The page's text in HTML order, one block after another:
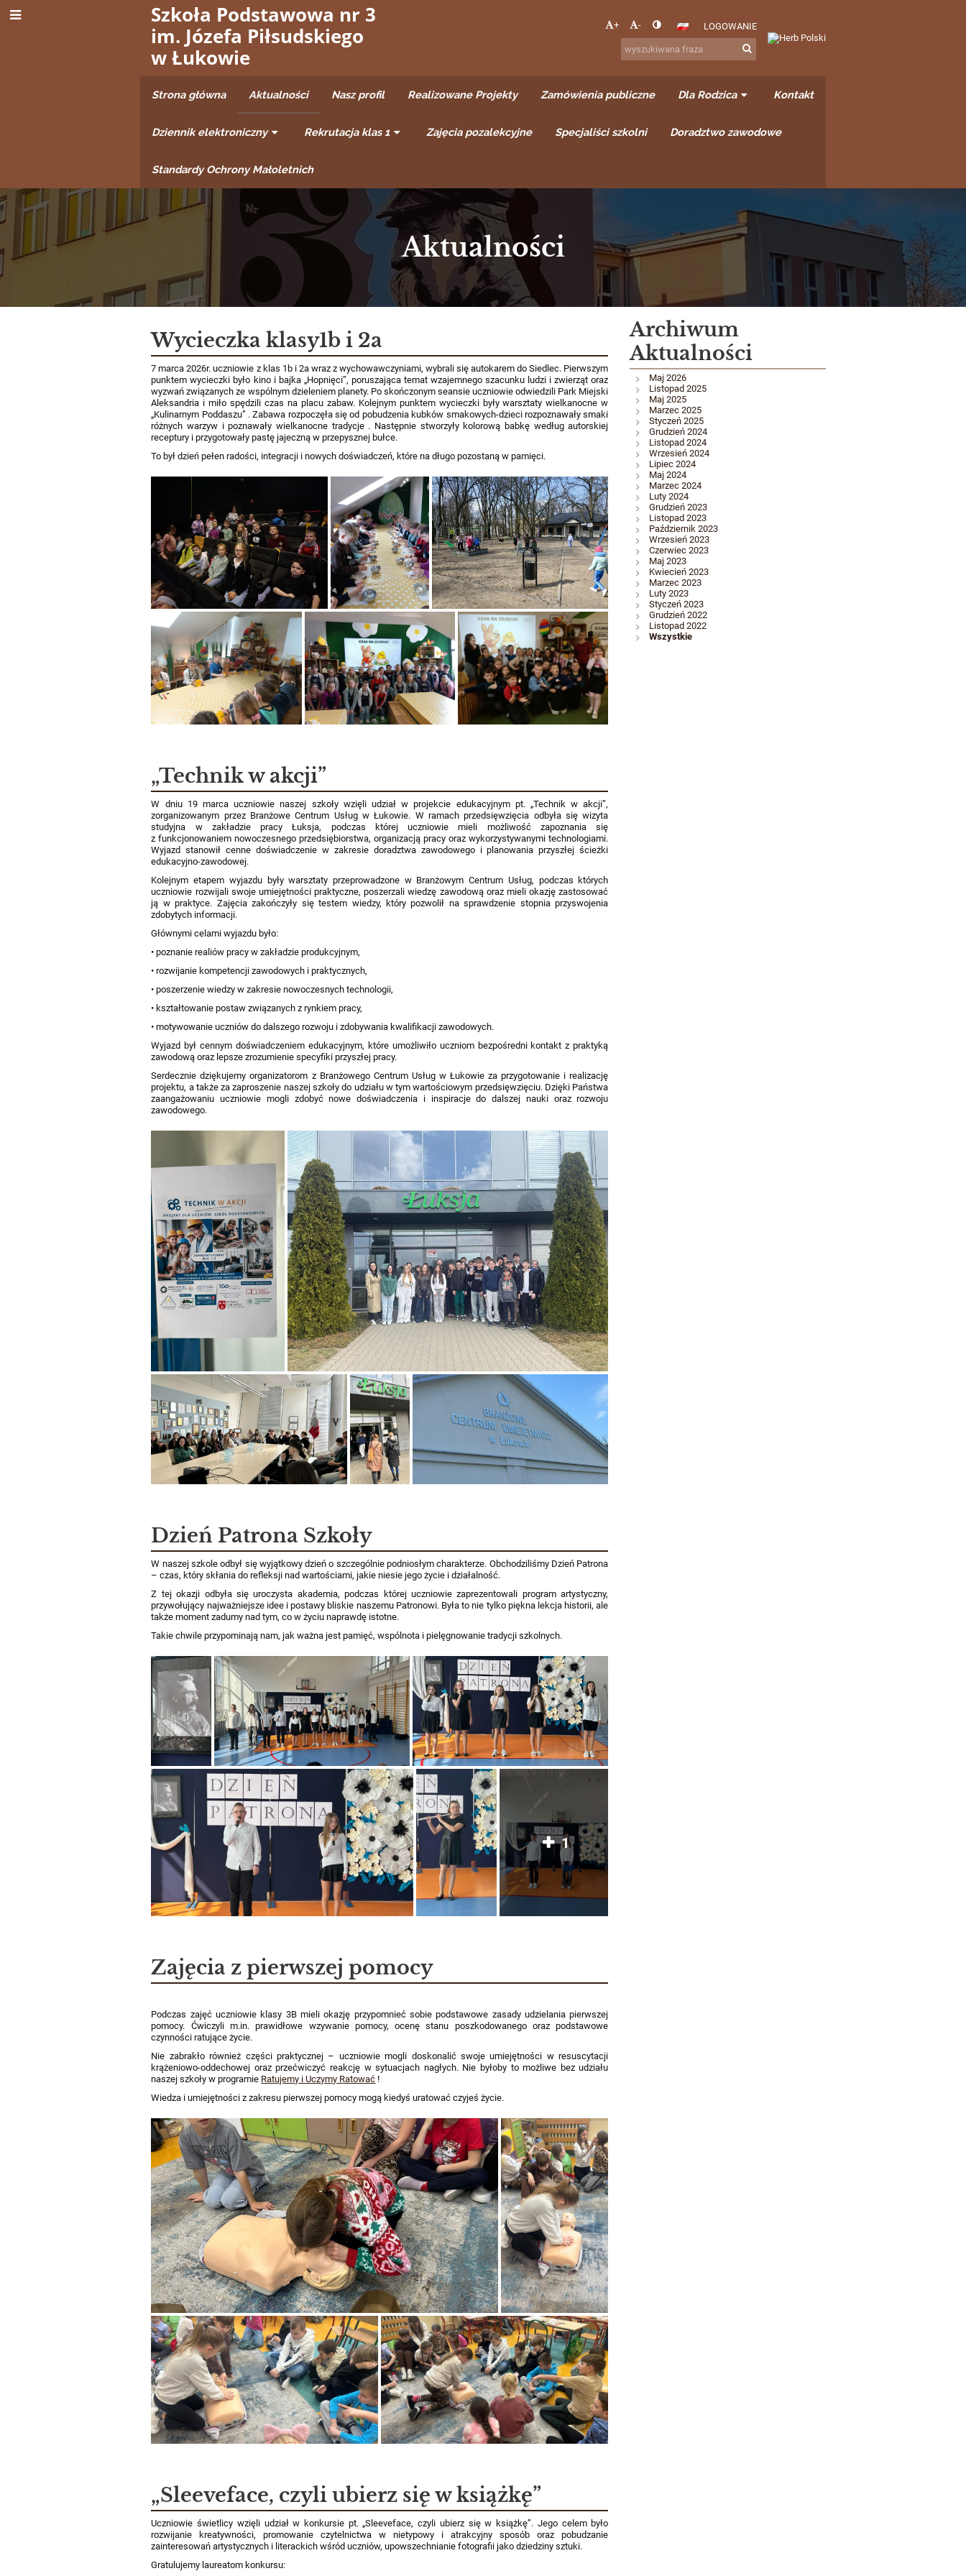
Szkoła Podstawowa nr 3
im. Józefa Piłsudskiego
w Łukowie
+ - LOGOWANIE
Strona główna Aktualności Nasz profil Realizowane Projekty Zamówienia publiczne Dla Rodzica Kontakt
Dziennik elektroniczny Rekrutacja klas 1 Zajęcia pozalekcyjne Specjaliści szkolni Doradztwo zawodowe
Standardy Ochrony Małoletnich
Aktualności
Aktualności
Wycieczka klasy1b i 2a
7 marca 2026r. uczniowie z klas 1b i 2a wraz z wychowawczyniami, wybrali się autokarem do Siedlec. Pierwszym
punktem wycieczki było kino i bajka „Hopnięci”, poruszająca temat wzajemnego szacunku ludzi i zwierząt oraz
wyzwań związanych ze wspólnym dzieleniem planety. Po skończonym seansie uczniowie odwiedzili Park Miejski
Aleksandria i miło spędzili czas na placu zabaw. Kolejnym punktem wycieczki były warsztaty wielkanocne w
„Kulinarnym Poddaszu” . Zabawa rozpoczęła się od pobudzenia kubków smakowych-dzieci rozpoznawały smaki
różnych warzyw i poznawały wielkanocne tradycje . Następnie stworzyły kolorową babkę według autorskiej
receptury i przygotowały pastę jajeczną w przepysznej bułce.
To był dzień pełen radości, integracji i nowych doświadczeń, które na długo pozostaną w pamięci.
„Technik w akcji”
W dniu 19 marca uczniowie naszej szkoły wzięli udział w projekcie edukacyjnym pt. „Technik w akcji”,
zorganizowanym przez Branżowe Centrum Usług w Łukowie. W ramach przedsięwzięcia odbyła się wizyta
studyjna w zakładzie pracy Łuksja, podczas której uczniowie mieli możliwość zapoznania się
z funkcjonowaniem nowoczesnego przedsiębiorstwa, organizacją pracy oraz wykorzystywanymi technologiami.
Wyjazd stanowił cenne doświadczenie w zakresie doradztwa zawodowego i planowania przyszłej ścieżki
edukacyjno-zawodowej.
Kolejnym etapem wyjazdu były warsztaty przeprowadzone w Branżowym Centrum Usług, podczas których
uczniowie rozwijali swoje umiejętności praktyczne, poszerzali wiedzę zawodową oraz mieli okazję zastosować
ją w praktyce. Zajęcia zakończyły się testem wiedzy, który pozwolił na sprawdzenie stopnia przyswojenia
zdobytych informacji.
Głównymi celami wyjazdu było:
• poznanie realiów pracy w zakładzie produkcyjnym,
• rozwijanie kompetencji zawodowych i praktycznych,
• poszerzenie wiedzy w zakresie nowoczesnych technologii,
• kształtowanie postaw związanych z rynkiem pracy,
• motywowanie uczniów do dalszego rozwoju i zdobywania kwalifikacji zawodowych.
Wyjazd był cennym doświadczeniem edukacyjnym, które umożliwiło uczniom bezpośredni kontakt z praktyką
zawodową oraz lepsze zrozumienie specyfiki przyszłej pracy.
Serdecznie dziękujemy organizatorom z Branżowego Centrum Usług w Łukowie za przygotowanie i realizację
projektu, a także za zaproszenie naszej szkoły do udziału w tym wartościowym przedsięwzięciu. Dzięki Państwa
zaangażowaniu uczniowie mogli zdobyć nowe doświadczenia i inspiracje do dalszej nauki oraz rozwoju
zawodowego.
Dzień Patrona Szkoły
W naszej szkole odbył się wyjątkowy dzień o szczególnie podniosłym charakterze. Obchodziliśmy Dzień Patrona
– czas, który skłania do refleksji nad wartościami, jakie niesie jego życie i działalność.
Z tej okazji odbyła się uroczysta akademia, podczas której uczniowie zaprezentowali program artystyczny,
przywołujący najważniejsze idee i postawy bliskie naszemu Patronowi. Była to nie tylko piękna lekcja historii, ale
także moment zadumy nad tym, co w życiu naprawdę istotne.
Takie chwile przypominają nam, jak ważna jest pamięć, wspólnota i pielęgnowanie tradycji szkolnych.
1
Zajęcia z pierwszej pomocy
Podczas zajęć uczniowie klasy 3B mieli okazję przypomnieć sobie podstawowe zasady udzielania pierwszej
pomocy. Ćwiczyli m.in. prawidłowe wzywanie pomocy, ocenę stanu poszkodowanego oraz podstawowe
czynności ratujące życie.
Nie zabrakło również części praktycznej – uczniowie mogli doskonalić swoje umiejętności w resuscytacji
krążeniowo-oddechowej oraz przećwiczyć reakcję w sytuacjach nagłych. Nie byłoby to możliwe bez udziału
naszej szkoły w programie Ratujemy i Uczymy Ratować !
Wiedza i umiejętności z zakresu pierwszej pomocy mogą kiedyś uratować czyjeś życie.
„Sleeveface, czyli ubierz się w książkę”
Uczniowie świetlicy wzięli udział w konkursie pt. „Sleeveface, czyli ubierz się w książkę”. Jego celem było
rozwijanie kreatywności, promowanie czytelnictwa w nietypowy i atrakcyjny sposób oraz pobudzanie
zainteresowań artystycznych i literackich wśród uczniów, upowszechnianie fotografii jako dziedziny sztuki.
Gratulujemy laureatom konkursu:
Archiwum
Aktualności
Maj 2026
Listopad 2025
Maj 2025
Marzec 2025
Styczeń 2025
Grudzień 2024
Listopad 2024
Wrzesień 2024
Lipiec 2024
Maj 2024
Marzec 2024
Luty 2024
Grudzień 2023
Listopad 2023
Październik 2023
Wrzesień 2023
Czerwiec 2023
Maj 2023
Kwiecień 2023
Marzec 2023
Luty 2023
Styczeń 2023
Grudzień 2022
Listopad 2022
Wszystkie